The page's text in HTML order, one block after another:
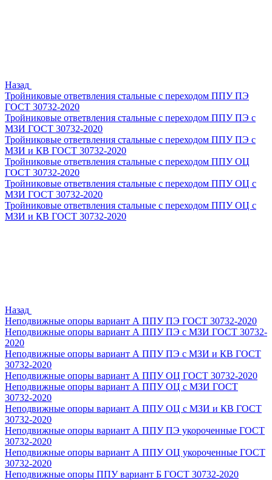
Назад
Тройниковые ответвления стальные с переходом ППУ ПЭ
ГОСТ 30732-2020
Тройниковые ответвления стальные с переходом ППУ ПЭ с
МЗИ ГОСТ 30732-2020
Тройниковые ответвления стальные с переходом ППУ ПЭ с
МЗИ и КВ ГОСТ 30732-2020
Тройниковые ответвления стальные с переходом ППУ ОЦ
ГОСТ 30732-2020
Тройниковые ответвления стальные с переходом ППУ ОЦ с
МЗИ ГОСТ 30732-2020
Тройниковые ответвления стальные с переходом ППУ ОЦ с
МЗИ и КВ ГОСТ 30732-2020
Назад
Неподвижные опоры вариант А ППУ ПЭ ГОСТ 30732-2020
Неподвижные опоры вариант А ППУ ПЭ с МЗИ ГОСТ 30732-
2020
Неподвижные опоры вариант А ППУ ПЭ с МЗИ и КВ ГОСТ
30732-2020
Неподвижные опоры вариант А ППУ ОЦ ГОСТ 30732-2020
Неподвижные опоры вариант А ППУ ОЦ с МЗИ ГОСТ
30732-2020
Неподвижные опоры вариант А ППУ ОЦ с МЗИ и КВ ГОСТ
30732-2020
Неподвижные опоры вариант А ППУ ПЭ укороченные ГОСТ
30732-2020
Неподвижные опоры вариант А ППУ ОЦ укороченные ГОСТ
30732-2020
Неподвижные опоры ППУ вариант Б ГОСТ 30732-2020